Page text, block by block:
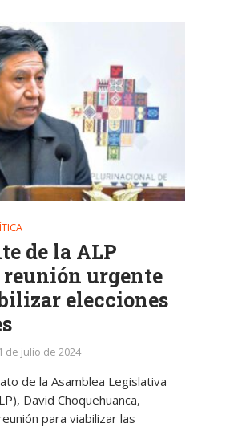
de la ALP
urgente
elecciones
de julio de 2024
de la Asamblea Legislativa
David Choquehuanca,
para viabilizar las